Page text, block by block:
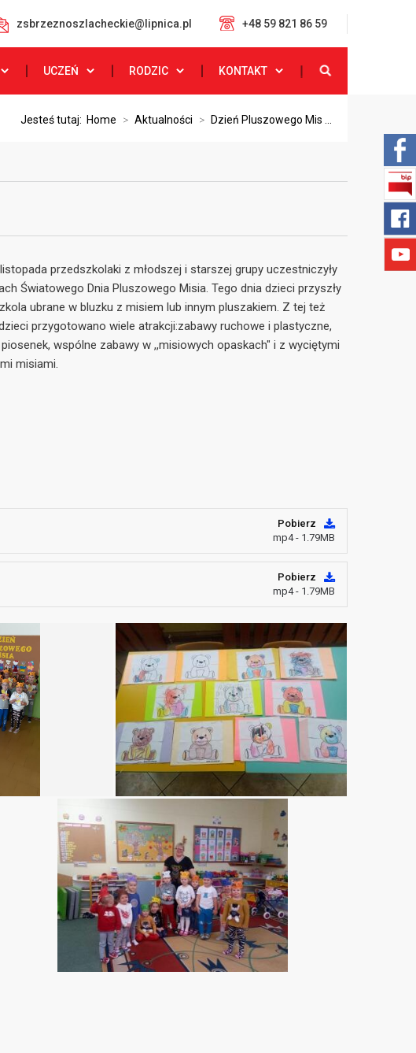
zsbrzeznoszlacheckie@lipnica.pl +48 59 821 86 59
UCZEŃ RODZIC KONTAKT
Jesteś tutaj: Home > Aktualności > Dzień Pluszowego Mis ...
przedszkolaki z młodszej i starszej grupy uczestniczyły
Światowego Dnia Pluszowego Misia. Tego dnia dzieci przyszły
ubrane w bluzku z misiem lub innym pluszakiem. Z tej też
przygotowano wiele atrakcji:zabawy ruchowe i plastyczne,
wspólne zabawy w ,,misiowych opaskach" i z wyciętymi
misiami.
Pobierz
mp4 - 1.79MB
Pobierz
mp4 - 1.79MB